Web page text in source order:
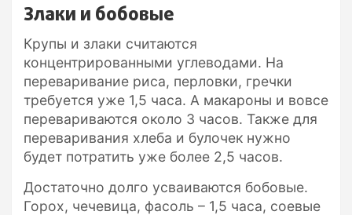
Злаки и бобовые
Крупы и злаки считаются
концентрированными углеводами. На
переваривание риса, перловки, гречки
требуется уже 1,5 часа. А макароны и вовсе
перевариваются около 3 часов. Также для
переваривания хлеба и булочек нужно
будет потратить уже более 2,5 часов.
Достаточно долго усваиваются бобовые.
Горох, чечевица, фасоль – 1,5 часа, соевые